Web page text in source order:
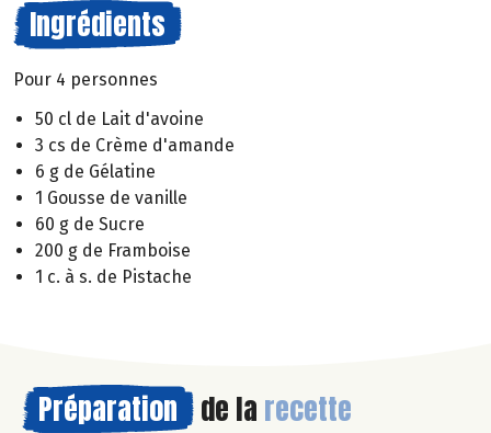
Ingrédients
Pour 4 personnes
50 cl de Lait d'avoine
3 cs de Crème d'amande
6 g de Gélatine
1 Gousse de vanille
60 g de Sucre
200 g de Framboise
1 c. à s. de Pistache
Préparation de la recette